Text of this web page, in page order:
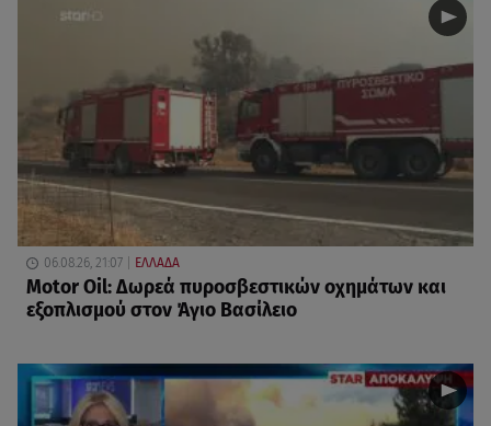
06.08.26, 21:07 ΕΛΛΑΔΑ
Motor Oil: Δωρεά πυροσβεστικών οχημάτων και
εξοπλισμού στον Άγιο Βασίλειο